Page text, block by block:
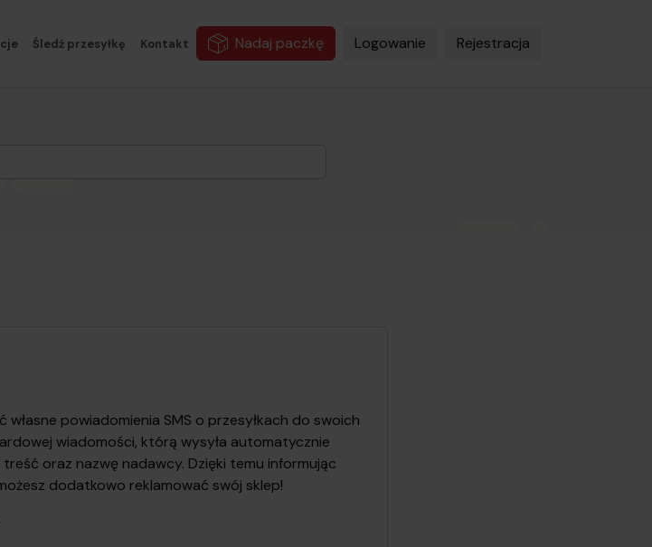
Śledź przesyłkę Kontakt Nadaj paczkę Logowanie Rejestracja
własne powiadomienia SMS o przesyłkach do swoich
wiadomości, którą wysyła automatycznie
oraz nazwę nadawcy. Dzięki temu informując
dodatkowo reklamować swój sklep!